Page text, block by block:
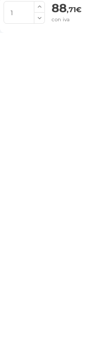
88,71€
con iva
© Copyright 2022
Condiciones generales de